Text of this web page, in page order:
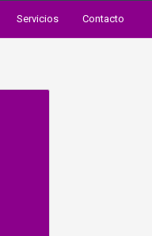
Servicios Contacto